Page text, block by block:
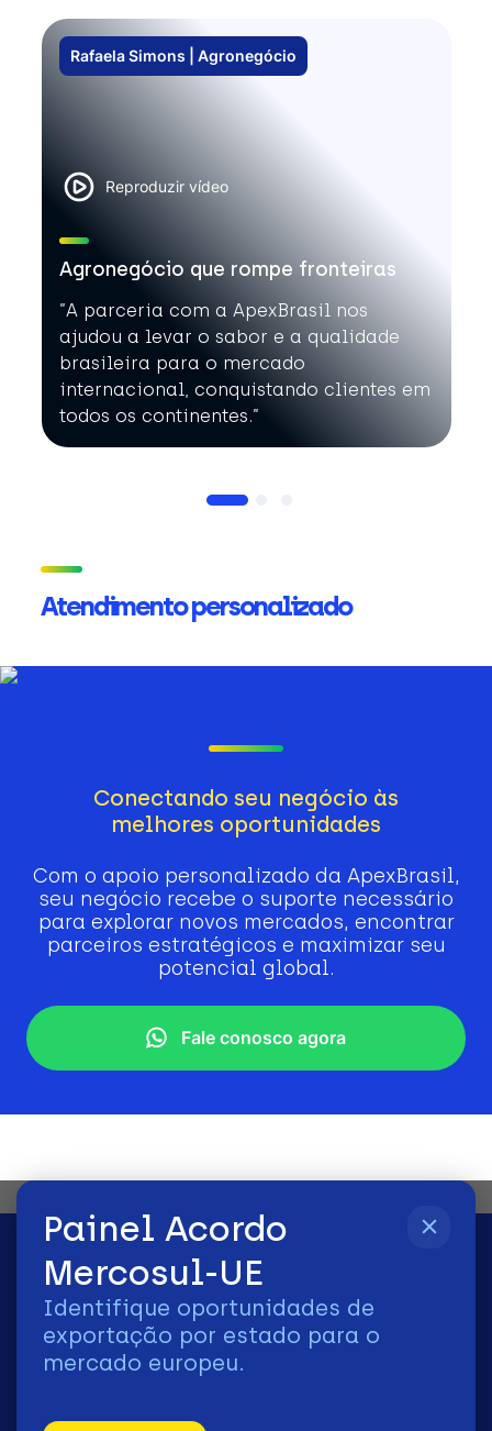
Rafaela Simons | Agronegócio
Reproduzir vídeo
Agronegócio que rompe fronteiras
”A parceria com a ApexBrasil nos
ajudou a levar o sabor e a qualidade
brasileira para o mercado
internacional, conquistando clientes em
todos os continentes.”
Atendimento personalizado
Conectando seu negócio às
melhores oportunidades
Com o apoio personalizado da ApexBrasil,
seu negócio recebe o suporte necessário
para explorar novos mercados, encontrar
parceiros estratégicos e maximizar seu
potencial global.
Fale conosco agora
Painel Acordo
Mercosul-UE
Identifique oportunidades de
exportação por estado para o
mercado europeu.
2026 | © Todos os Direitos Reservados - ApexBrasil